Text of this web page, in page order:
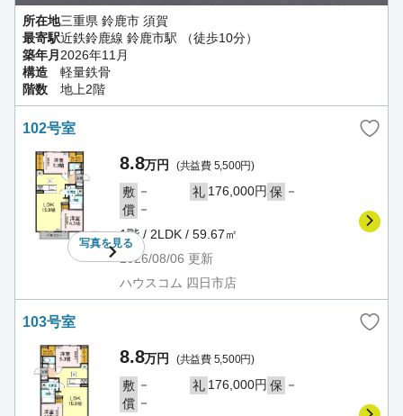
所在地三重県 鈴鹿市 須賀
最寄駅近鉄鈴鹿線 鈴鹿市駅 （徒歩10分）
築年月 2026年11月
構造
軽量鉄骨
階数
地上2階
102号室
写真を見る
8.8万円 (共益費 5,500円)
敷 － 礼 176,000円 保 －
償 －
1階 / 2LDK / 59.67㎡
2026/08/06 更新
ハウスコム 四日市店
103号室
8.8万円 (共益費 5,500円)
敷 － 礼 176,000円 保 －
償 －